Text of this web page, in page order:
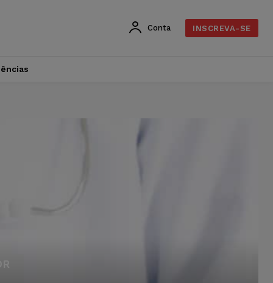
Conta INSCREVA-SE